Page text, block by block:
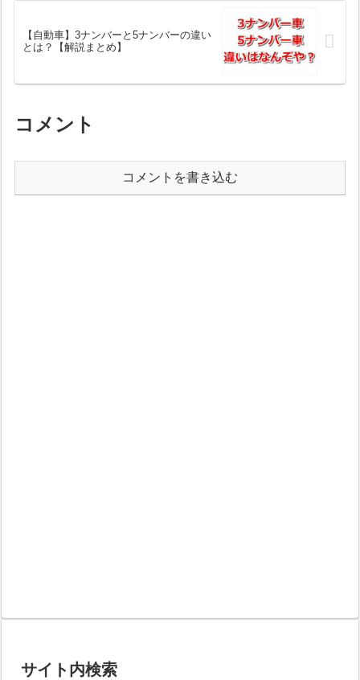
【自動車】3ナンバーと5ナンバーの違い
とは？【解説まとめ】
コメント
コメントを書き込む
サイト内検索